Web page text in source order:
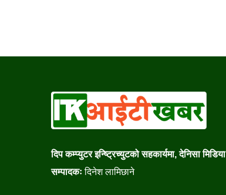
दिप कम्प्युटर इन्ष्ट्रिच्युटको सहकार्यमा, देनिसा
सम्पादकःदिनेश लामिछाने